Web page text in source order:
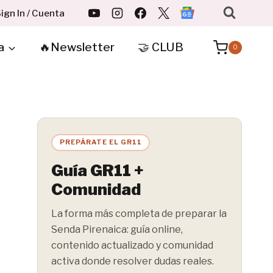
In / Cuenta
🔥Newsletter 🤝 CLUB 0
PREPÁRATE EL GR11
Guía GR11 +
Comunidad
La forma más completa de preparar la
Senda Pirenaica: guía online,
contenido actualizado y comunidad
activa donde resolver dudas reales.